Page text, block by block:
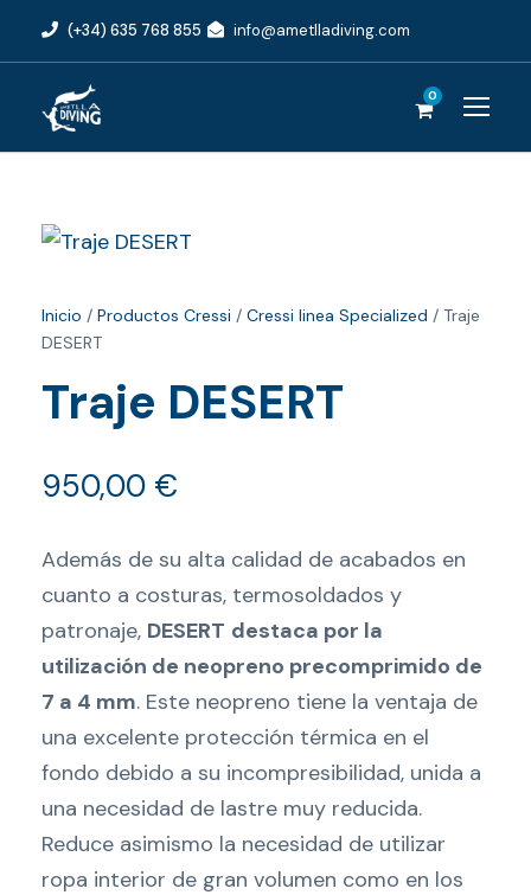
(+34) 635 768 855 info@ametlladiving.com
0
Inicio / Productos Cressi / Cressi linea Specialized / Traje
DESERT
Traje DESERT
950,00 €
Además de su alta calidad de acabados en
cuanto a costuras, termosoldados y
patronaje, DESERT destaca por la
utilización de neopreno precomprimido de
7 a 4 mm. Este neopreno tiene la ventaja de
una excelente protección térmica en el
fondo debido a su incompresibilidad, unida a
una necesidad de lastre muy reducida.
Reduce asimismo la necesidad de utilizar
ropa interior de gran volumen como en los